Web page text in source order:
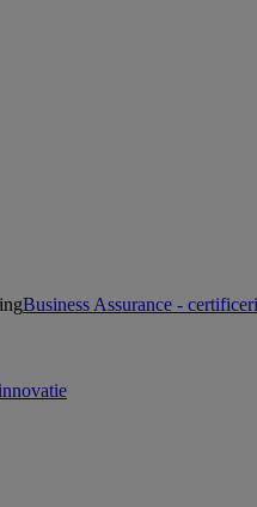
Business Assurance -